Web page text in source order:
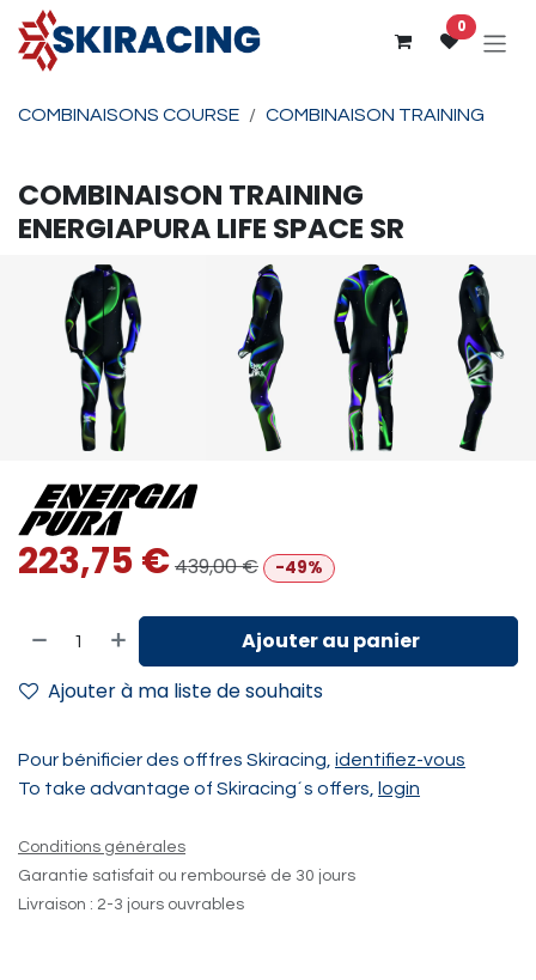
Se rendre au contenu
0
COMBINAISONS COURSE COMBINAISON TRAINING
COMBINAISON TRAINING
ENERGIAPURALIFE SPACE SR
223,75€439,00€ -49%
Ajouter au panier
Ajouter à ma liste de souhaits
Pour bénificier des offfres Skiracing, identifiez-vous
To take advantage of Skiracing´s offers, login
Conditions générales
Garantie satisfait ou remboursé de 30 jours
Livraison : 2-3 jours ouvrables